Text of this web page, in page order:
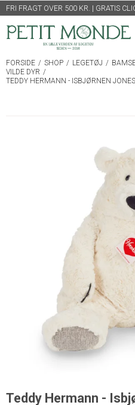
FRI FRAGT OVER 500 KR. | GRATIS
FORSIDE / SHOP / LEGETØJ /
VILDE DYR /
TEDDY HERMANN - ISBJØRNEN
Teddy Hermann -